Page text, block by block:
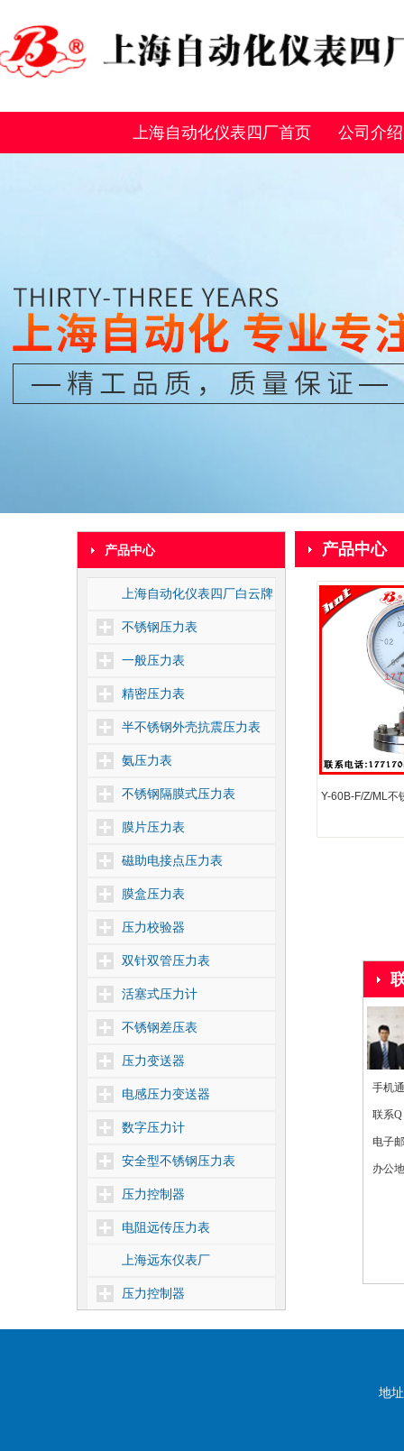
上海自动化仪表四厂首页 公司介绍
产品中心
上海自动化仪表四厂白云牌
不锈钢压力表
一般压力表
精密压力表
半不锈钢外壳抗震压力表
氨压力表
不锈钢隔膜式压力表
膜片压力表
磁助电接点压力表
膜盒压力表
压力校验器
双针双管压力表
活塞式压力计
不锈钢差压表
压力变送器
电感压力变送器
数字压力计
安全型不锈钢压力表
压力控制器
电阻远传压力表
上海远东仪表厂
压力控制器
差压控制器
产品中心
Y-60B-F/Z/ML不
手机
联系
电子
办公
地